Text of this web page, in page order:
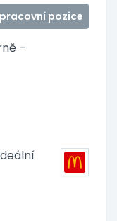
pozice
–